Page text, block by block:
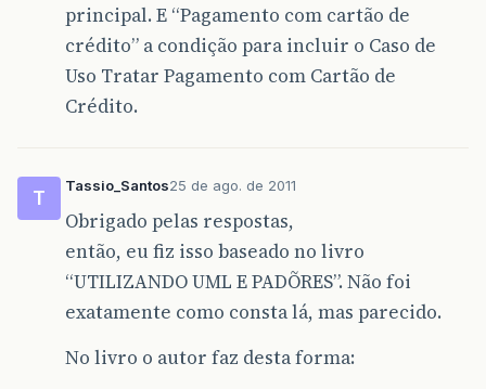
principal. E “Pagamento com cartão de
crédito” a condição para incluir o Caso de
Uso Tratar Pagamento com Cartão de
Crédito.
T
Tassio_Santos25 de ago. de 2011
Obrigado pelas respostas,
então, eu fiz isso baseado no livro
“UTILIZANDO UML E PADÕRES”. Não foi
exatamente como consta lá, mas parecido.
No livro o autor faz desta forma: